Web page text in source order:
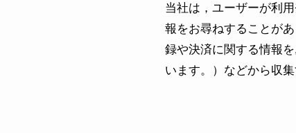
当社は，ユーザーが利
報をお尋ねすることが
録や決済に関する情報
います。）などから収